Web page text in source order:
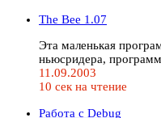
The Bee 1.07
Эта маленькая
ньюсридера,
11.09.2003
10 сек на чтение
Работа с Debug